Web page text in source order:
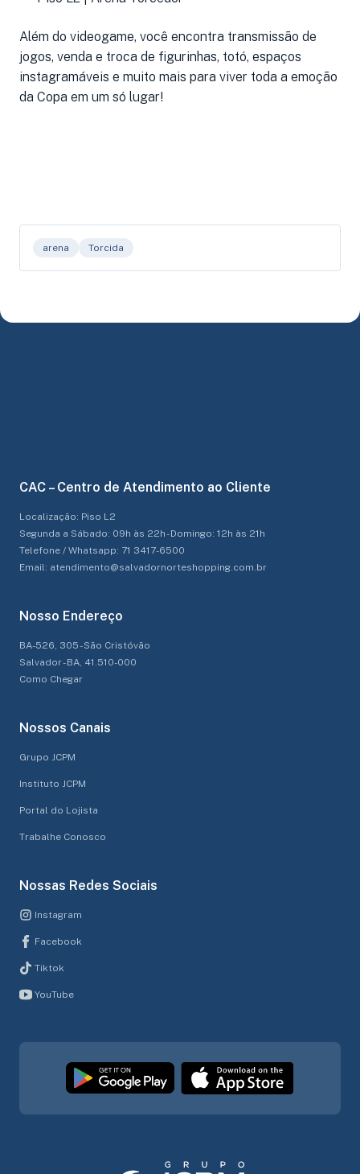
Além do videogame, você encontra transmissão de
jogos, venda e troca de figurinhas, totó, espaços
instagramáveis e muito mais para viver toda a emoção
da Copa em um só lugar!
arena Torcida
CAC – Centro de Atendimento ao Cliente
Localização: Piso L2
Segunda a Sábado: 09h às 22h - Domingo: 12h às 21h
Telefone / Whatsapp: 71 3417-6500
Email: atendimento@salvadornorteshopping.com.br
Nosso Endereço
BA-526, 305 - São Cristóvão
Salvador - BA, 41.510-000
Como Chegar
Nossos Canais
Grupo JCPM
Instituto JCPM
Portal do Lojista
Trabalhe Conosco
Nossas Redes Sociais
Instagram
Facebook
Tiktok
YouTube